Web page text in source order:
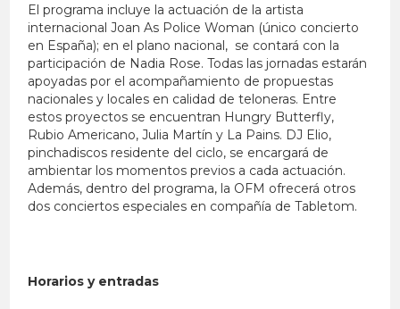
El programa incluye la actuación de la artista
internacional Joan As Police Woman (único concierto
en España); en el plano nacional, se contará con la
participación de Nadia Rose. Todas las jornadas estarán
apoyadas por el acompañamiento de propuestas
nacionales y locales en calidad de teloneras. Entre
estos proyectos se encuentran Hungry Butterfly,
Rubio Americano, Julia Martín y La Pains. DJ Elio,
pinchadiscos residente del ciclo, se encargará de
ambientar los momentos previos a cada actuación.
Además, dentro del programa, la OFM ofrecerá otros
dos conciertos especiales en compañía de Tabletom.
Horarios y entradas